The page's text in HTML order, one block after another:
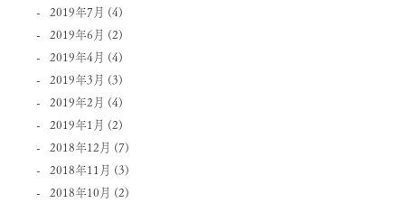
2019年7月 (4)
2019年6月 (2)
2019年4月 (4)
2019年3月 (3)
2019年2月 (4)
2019年1月 (2)
2018年12月 (7)
2018年11月 (3)
2018年10月 (2)